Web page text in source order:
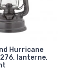
Hurricane
lanterne,